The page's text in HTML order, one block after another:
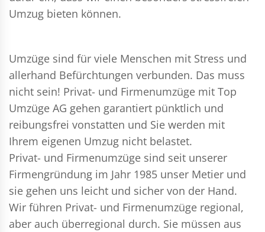
Umzug bieten können.
Umzüge sind für viele Menschen mit Stress und
allerhand Befürchtungen verbunden. Das muss
nicht sein! Privat- und Firmenumzüge mit Top
Umzüge AG gehen garantiert pünktlich und
reibungsfrei vonstatten und Sie werden mit
Ihrem eigenen Umzug nicht belastet.
Privat- und Firmenumzüge sind seit unserer
Firmengründung im Jahr 1985 unser Metier und
sie gehen uns leicht und sicher von der Hand.
Wir führen Privat- und Firmenumzüge regional,
aber auch überregional durch. Sie müssen aus